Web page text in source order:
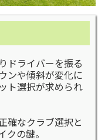
ドライバーを振る
ンや傾斜が変化に
ト選択が求められ
確なクラブ選択と
の鍵。